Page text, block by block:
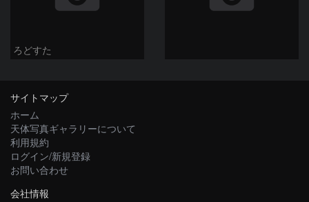
ろどすた
サイトマップ
ホーム
天体写真ギャラリーについて
利用規約
ログイン/新規登録
お問い合わせ
会社情報